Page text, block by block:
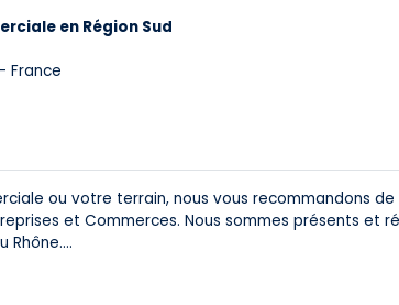
en Région Sud
France
ou votre terrain, nous vous recommandons
et Commerces. Nous sommes présents et
Rhône....